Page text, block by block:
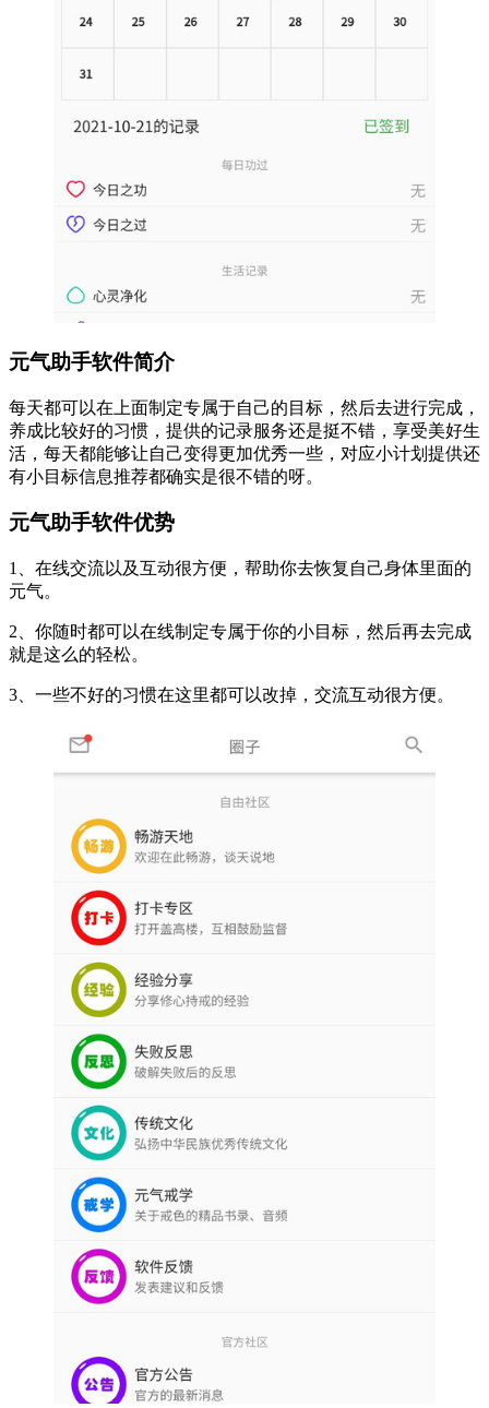
元气助手软件简介
每天都可以在上面制定专属于自己的目标，然后去进行完成，
养成比较好的习惯，提供的记录服务还是挺不错，享受美好生
活，每天都能够让自己变得更加优秀一些，对应小计划提供还
有小目标信息推荐都确实是很不错的呀。
元气助手软件优势
1、在线交流以及互动很方便，帮助你去恢复自己身体里面的
元气。
2、你随时都可以在线制定专属于你的小目标，然后再去完成
就是这么的轻松。
3、一些不好的习惯在这里都可以改掉，交流互动很方便。